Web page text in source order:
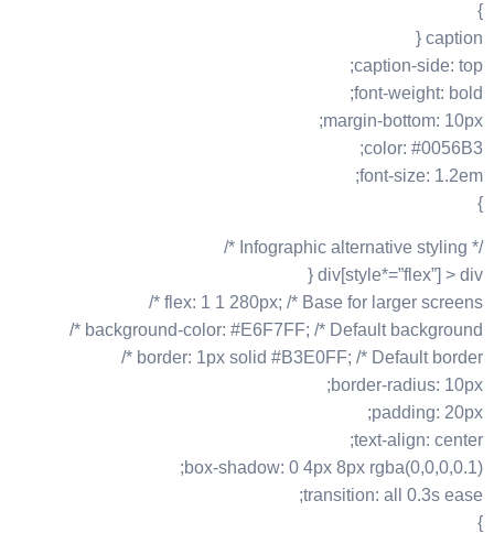
}
caption {
caption-side: top;
font-weight: bold;
margin-bottom: 10px;
color: #0056B3;
font-size: 1.2em;
}
/* Infographic alternative styling */
div[style*=”flex”] > div {
flex: 1 1 280px; /* Base for larger screens */
background-color: #E6F7FF; /* Default background */
border: 1px solid #B3E0FF; /* Default border */
border-radius: 10px;
padding: 20px;
text-align: center;
box-shadow: 0 4px 8px rgba(0,0,0,0.1);
transition: all 0.3s ease;
}